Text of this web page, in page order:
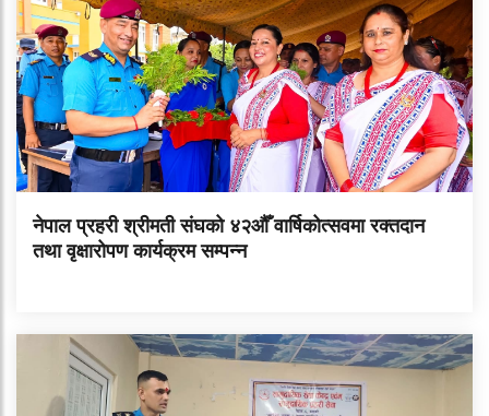
नेपाल प्रहरी श्रीमती संघको ४२औँ वार्षिकोत्सवमा रक्तदान
तथा वृक्षारोपण कार्यक्रम सम्पन्न